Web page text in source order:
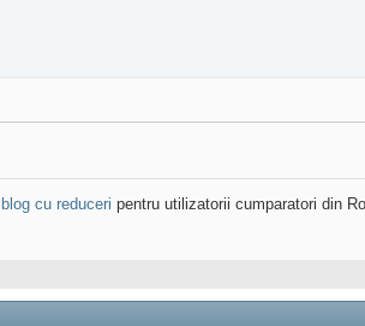
blog cu reduceri pentru utilizatorii cumparatori din